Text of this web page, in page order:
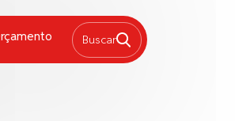
Buscar